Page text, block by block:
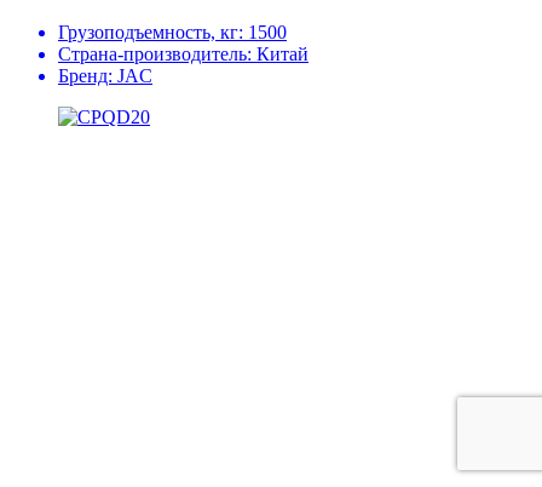
Грузоподъемность, кг: 1500
Страна-производитель: Китай
Бренд: JAC